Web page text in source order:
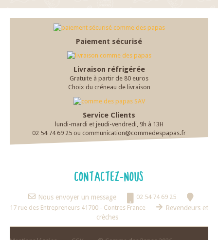
Paiement sécurisé
Livraison réfrigérée
Gratuite à partir de 80 euros
Choix du créneau de livraison
Service Clients
lundi-mardi et jeudi-vendredi, 9h à 13H
02 54 74 69 25 ou communication@commedespapas.fr
CONTACTEZ-NOUS
Nous envoyer un message
02 54 74 69 25
17 rue des Entrepreneurs 41700 - Contres France
Revendeurs et
crèches